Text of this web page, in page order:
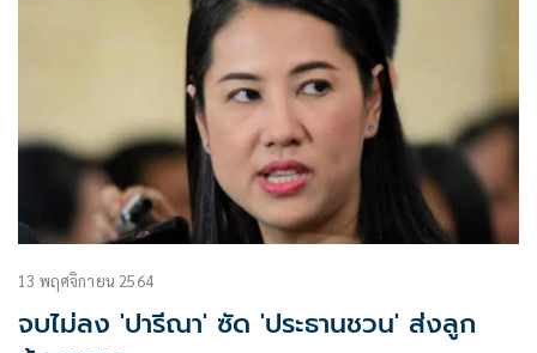
13 พฤศจิกายน 2564
จบไม่ลง 'ปารีณา' ซัด 'ประธานชวน' ส่งลูก